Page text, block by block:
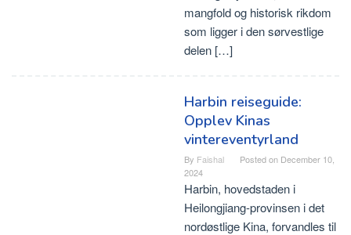
mangfold og historisk rikdom
som ligger i den sørvestlige
delen […]
Harbin reiseguide:
Opplev Kinas
vintereventyrland
By Faishal Posted on December 10,
2024
Harbin, hovedstaden i
Heilongjiang-provinsen i det
nordøstlige Kina, forvandles til